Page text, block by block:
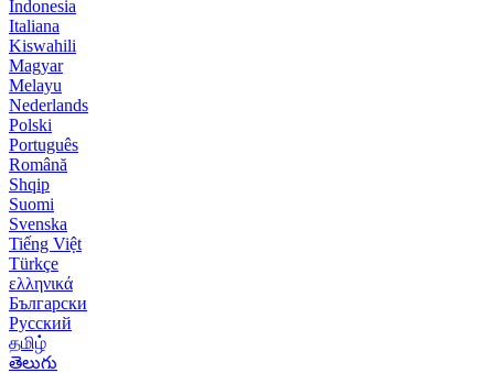
Indonesia
Italiana
Kiswahili
Magyar
Melayu
Nederlands
Polski
Português
Română
Shqip
Suomi
Svenska
Tiếng Việt
Türkçe
ελληνικά
Български
Русский
தமிழ்
తెలుగు